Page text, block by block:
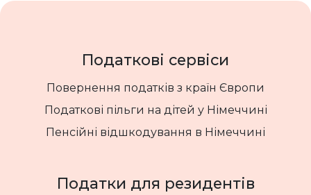
Податкові сервіси
Повернення податків з країн Європи
Податкові пільги на дітей у Німеччині
Пенсійні відшкодування в Німеччині
Податки для резидентів